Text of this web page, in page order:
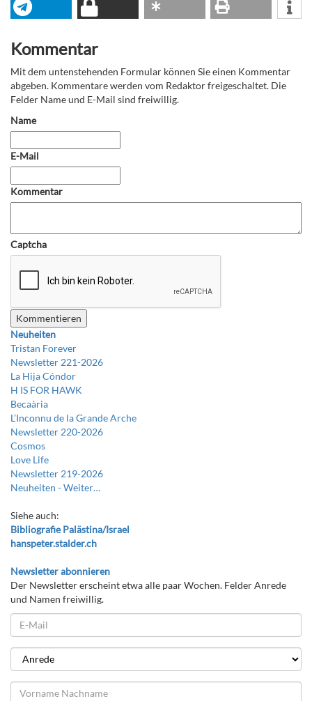
Kommentar
Mit dem untenstehenden Formular können Sie einen Kommentar
abgeben. Kommentare werden vom Redaktor freigeschaltet. Die
Felder Name und E-Mail sind freiwillig.
Name
E-Mail
Kommentar
Captcha
Neuheiten
Tristan Forever
Newsletter 221-2026
La Hija Cóndor
H IS FOR HAWK
Becaària
L’Inconnu de la Grande Arche
Newsletter 220-2026
Cosmos
Love Life
Newsletter 219-2026
Neuheiten -Weiter…
Siehe auch:
Bibliografie Palästina/Israel
hanspeter.stalder.ch
Newsletter abonnieren
Der Newsletter erscheint etwa alle paar Wochen. Felder Anrede
und Namen freiwillig.